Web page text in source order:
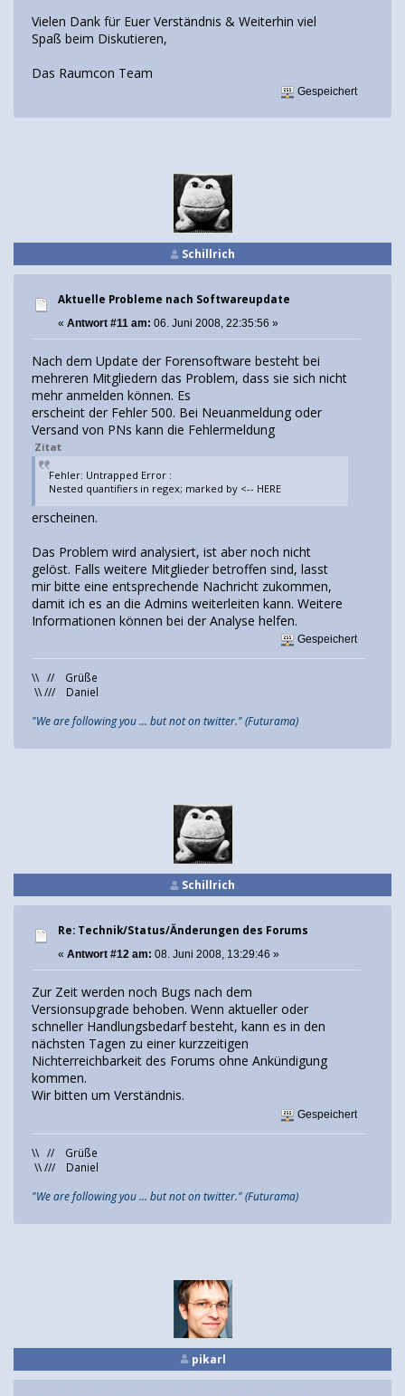
Vielen Dank für Euer Verständnis & Weiterhin viel
Spaß beim Diskutieren,
Das Raumcon Team
Gespeichert
Schillrich
Aktuelle Probleme nach Softwareupdate
« Antwort #11 am: 06. Juni 2008, 22:35:56 »
Nach dem Update der Forensoftware besteht bei
mehreren Mitgliedern das Problem, dass sie sich nicht
mehr anmelden können. Es
erscheint der Fehler 500. Bei Neuanmeldung oder
Versand von PNs kann die Fehlermeldung
Zitat
Fehler: Untrapped Error :
Nested quantifiers in regex; marked by <-- HERE
erscheinen.
Das Problem wird analysiert, ist aber noch nicht
gelöst. Falls weitere Mitglieder betroffen sind, lasst
mir bitte eine entsprechende Nachricht zukommen,
damit ich es an die Admins weiterleiten kann. Weitere
Informationen können bei der Analyse helfen.
Gespeichert
\\ // Grüße
\\ /// Daniel
"We are following you ... but not on twitter." (Futurama)
Schillrich
Re: Technik/Status/Änderungen des Forums
« Antwort #12 am: 08. Juni 2008, 13:29:46 »
Zur Zeit werden noch Bugs nach dem
Versionsupgrade behoben. Wenn aktueller oder
schneller Handlungsbedarf besteht, kann es in den
nächsten Tagen zu einer kurzzeitigen
Nichterreichbarkeit des Forums ohne Ankündigung
kommen.
Wir bitten um Verständnis.
Gespeichert
\\ // Grüße
\\ /// Daniel
"We are following you ... but not on twitter." (Futurama)
pikarl